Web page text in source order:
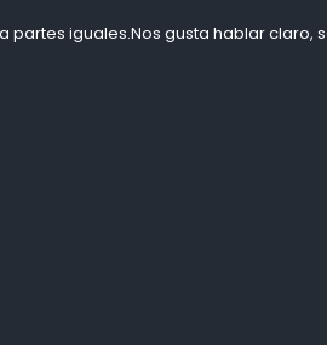
iguales.Nos gusta hablar claro,